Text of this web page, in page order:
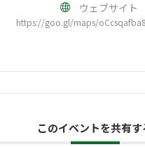
ウェブサイト
https://goo.gl/maps/
このイベントを共有す